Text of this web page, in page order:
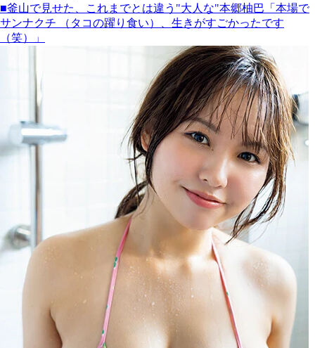
■釜山で見せた、これまでとは違う"大人な"本郷柚巴「本場で
サンナクチ （タコの躍り食い）、生きがすごかったです
（笑）」